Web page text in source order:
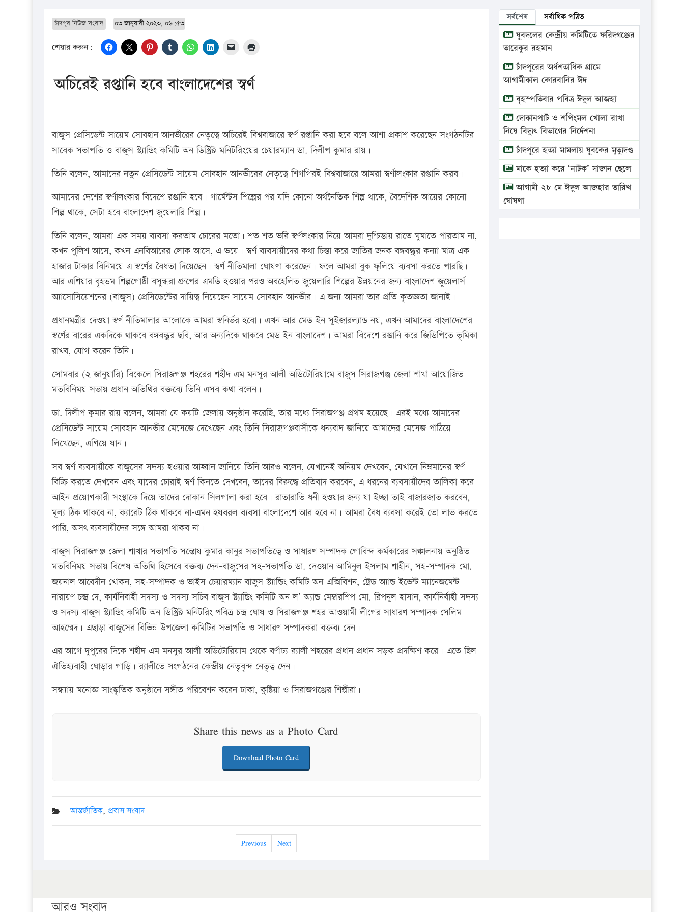
চাঁদপুর নিউজ সংবাদ ০৩ জানুয়ারী ২০২৩, ০৬:৫৩
শেয়ার করুন:
অচিরেই রপ্তানি হবে বাংলাদেশের স্বর্ণ
বাজুস প্রেসিডেন্ট সায়েম সোবহান আনভীরের নেতৃত্বে অচিরেই বিশ্ববাজারে স্বর্ণ রপ্তানি করা হবে বলে আশা প্রকাশ করেছেন সংগঠনটির
সাবেক সভাপতি ও বাজুস স্ট্যান্ডিং কমিটি অন ডিস্ট্রিক্ট মনিটরিংয়ের চেয়ারম্যান ডা. দিলীপ কুমার রায়।
তিনি বলেন, আমাদের নতুন প্রেসিডেন্ট সায়েম সোবহান আনভীরের নেতৃত্বে শিগগিরই বিশ্ববাজারে আমরা স্বর্ণালংকার রপ্তানি করব।
আমাদের দেশের স্বর্ণালংকার বিদেশে রপ্তানি হবে। গার্মেন্টস শিল্পের পর যদি কোনো অর্থনৈতিক শিল্প থাকে, বৈদেশিক আয়ের কোনো
শিল্প থাকে, সেটা হবে বাংলাদেশ জুয়েলারি শিল্প।
তিনি বলেন, আমরা এক সময় ব্যবসা করতাম চোরের মতো। শত শত ভরি স্বর্ণলংকার নিয়ে আমরা দুশ্চিন্তায় রাতে ঘুমাতে পারতাম না,
কখন পুলিশ আসে, কখন এনবিআরের লোক আসে, এ ভয়ে। স্বর্ণ ব্যবসায়ীদের কথা চিন্তা করে জাতির জনক বঙ্গবন্ধুর কন্যা মাত্র এক
হাজার টাকার বিনিময়ে এ স্বর্ণের বৈধতা দিয়েছেন। স্বর্ণ নীতিমালা ঘোষণা করেছেন। ফলে আমরা বুক ফুলিয়ে ব্যবসা করতে পারছি।
আর এশিয়ার বৃহত্তম শিল্পগোষ্ঠী বসুন্ধরা গ্রুপের এমডি হওয়ার পরও অবহেলিত জুয়েলারি শিল্পের উন্নয়নের জন্য বাংলাদেশ জুয়েলার্স
অ্যাসোসিয়েশনের (বাজুস) প্রেসিডেন্টের দায়িত্ব নিয়েছেন সায়েম সোবহান আনভীর। এ জন্য আমরা তার প্রতি কৃতজ্ঞতা জানাই।
প্রধানমন্ত্রীর দেওয়া স্বর্ণ নীতিমালার আলোকে আমরা স্বনির্ভর হবো। এখন আর মেড ইন সুইজারল্যান্ড নয়, এখন আমাদের বাংলাদেশের
স্বর্ণের বারের একদিকে থাকবে বঙ্গবন্ধুর ছবি, আর অন্যদিকে থাকবে মেড ইন বাংলাদেশ। আমরা বিদেশে রপ্তানি করে জিডিপিতে ভূমিকা
রাখব, যোগ করেন তিনি।
সোমবার (২ জানুয়ারি) বিকেলে সিরাজগঞ্জ শহরের শহীদ এম মনসুর আলী অডিটোরিয়ামে বাজুস সিরাজগঞ্জ জেলা শাখা আয়োজিত
মতবিনিময় সভায় প্রধান অতিথির বক্তব্যে তিনি এসব কথা বলেন।
ডা. দিলীপ কুমার রায় বলেন, আমরা যে কয়টি জেলায় অনুষ্ঠান করেছি, তার মধ্যে সিরাজগঞ্জ প্রথম হয়েছে। এরই মধ্যে আমাদের
প্রেসিডেন্ট সায়েম সোবহান আনভীর মেসেজে দেখেছেন এবং তিনি সিরাজগঞ্জবাসীকে ধন্যবাদ জানিয়ে আমাদের মেসেজ পাঠিয়ে
লিখেছেন, এগিয়ে যান।
সব স্বর্ণ ব্যবসায়ীকে বাজুসের সদস্য হওয়ার আহ্বান জানিয়ে তিনি আরও বলেন, যেখানেই অনিয়ম দেখবেন, যেখানে নিম্নমানের স্বর্ণ
বিক্রি করতে দেখবেন এবং যাদের চোরাই স্বর্ণ কিনতে দেখবেন, তাদের বিরুদ্ধে প্রতিবাদ করবেন, এ ধরনের ব্যবসায়ীদের তালিকা করে
আইন প্রয়োগকারী সংস্থাকে দিয়ে তাদের দোকান সিলগালা করা হবে। রাতারাতি ধনী হওয়ার জন্য যা ইচ্ছা তাই বাজারজাত করবেন,
মূল্য ঠিক থাকবে না, ক্যারেট ঠিক থাকবে না-এমন হযবরল ব্যবসা বাংলাদেশে আর হবে না। আমরা বৈধ ব্যবসা করেই তো লাভ করতে
পারি, অসৎ ব্যবসায়ীদের সঙ্গে আমরা থাকব না।
বাজুস সিরাজগঞ্জ জেলা শাখার সভাপতি সন্তোষ কুমার কানুর সভাপতিত্বে ও সাধারণ সম্পাদক গোবিন্দ কর্মকারের সঞ্চালনায় অনুষ্ঠিত
মতবিনিময় সভায় বিশেষ অতিথি হিসেবে বক্তব্য দেন-বাজুসের সহ-সভাপতি ডা. দেওয়ান আমিনুল ইসলাম শাহীন, সহ-সম্পাদক মো.
জয়নাল আবেদীন খোকন, সহ-সম্পাদক ও ভাইস চেয়ারম্যান বাজুস স্ট্যান্ডিং কমিটি অন এক্সিবিশন, ট্রেড অ্যান্ড ইভেন্ট ম্যানেজমেন্ট
নারায়ণ চন্দ্র দে, কার্যনিবার্হী সদস্য ও সদস্য সচিব বাজুস স্ট্যান্ডিং কমিটি অন ল’ অ্যান্ড মেম্বারশিপ মো. রিপনুল হাসান, কার্যনির্বাহী সদস্য
ও সদস্য বাজুস স্ট্যান্ডিং কমিটি অন ডিস্ট্রিক্ট মনিটরিং পবিত্র চন্দ্র ঘোষ ও সিরাজগঞ্জ শহর আওয়ামী লীগের সাধারণ সম্পাদক সেলিম
আহম্মেদ। এছাড়া বাজুসের বিভিন্ন উপজেলা কমিটির সভাপতি ও সাধারণ সম্পাদকরা বক্তব্য দেন।
এর আগে দুপুরের দিকে শহীদ এম মনসুর আলী অডিটোরিয়াম থেকে বর্ণাঢ্য র‍্যালী শহরের প্রধান প্রধান সড়ক প্রদক্ষিণ করে। এতে ছিল
ঐতিহ্যবাহী ঘোড়ার গাড়ি। র‍্যালীতে সংগঠনের কেন্দ্রীয় নেতৃবৃন্দ নেতৃত্ব দেন।
সন্ধ্যায় মনোজ্ঞ সাংস্কৃতিক অনুষ্ঠানে সঙ্গীত পরিবেশন করেন ঢাকা, কুষ্টিয়া ও সিরাজগঞ্জের শিল্পীরা।
Share this news as a Photo Card
Download Photo Card
আন্তর্জাতিক, প্রবাস সংবাদ
Previous Next
সর্বশেষ সর্বাধিক পঠিত
যুবদলের কেন্দ্রীয় কমিটিতে ফরিদগঞ্জের
তারেকুর রহমান
চাঁদপুরের অর্ধশতাধিক গ্রামে
আগামীকাল কোরবানির ঈদ
বৃহস্পতিবার পবিত্র ঈদুল আজহা
দোকানপাট ও শপিংমল খোলা রাখা
নিয়ে বিদ্যুৎ বিভাগের নির্দেশনা
চাঁদপুরে হত্যা মামলায় যুবকের মৃত্যুদণ্ড
মাকে হত্যা করে ‘নাটক’ সাজান ছেলে
আগামী ২৮ মে ঈদুল আজহার তারিখ
ঘোষণা
আরও সংবাদ